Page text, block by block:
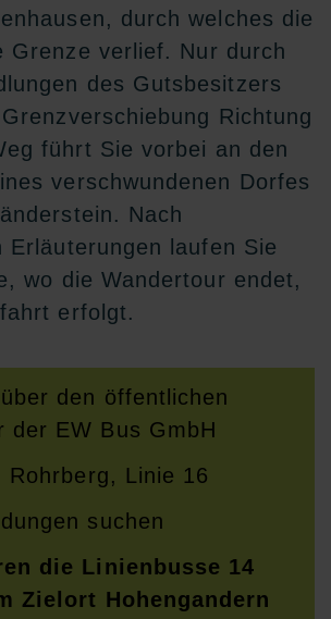
durch welches die
Grenze verlief. Nur durch
des Gutsbesitzers
Richtung
führt Sie vorbei an den
verschwundenen Dorfes
Nach
Erläuterungen laufen Sie
wo die Wandertour endet,
erfolgt.
den öffentlichen
der EW Bus GmbH
Rohrberg, Linie 16
suchen
die Linienbusse 14
Zielort Hohengandern